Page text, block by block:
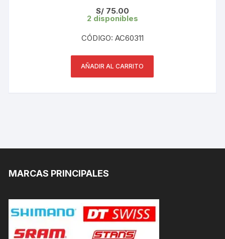
S/75.00
2 disponibles
CÓDIGO: AC60311
AÑADIR AL CARRITO
MARCAS PRINCIPALES